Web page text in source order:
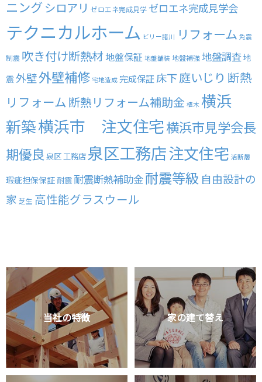
ニングシロアリ ゼロエネ完成見学ゼロエネ完成見学会
テクニカルホーム ビリー諸川 リフォーム 免震
制震 吹き付け断熱材地盤保証 地盤舗装 地盤補強 地盤調査地
震外壁外壁補修 宅地造成 完成保証 床下庭いじり 断熱
リフォーム 断熱リフォーム補助金 植木 横浜
新築横浜市 注文住宅横浜市見学会長
期優良 泉区 工務店泉区工務店注文住宅 活断層
瑕疵担保保証 耐震 耐震断熱補助金耐震等級 自由設計の
家 芝生 高性能グラスウール
当社の特徴 家の建て替え